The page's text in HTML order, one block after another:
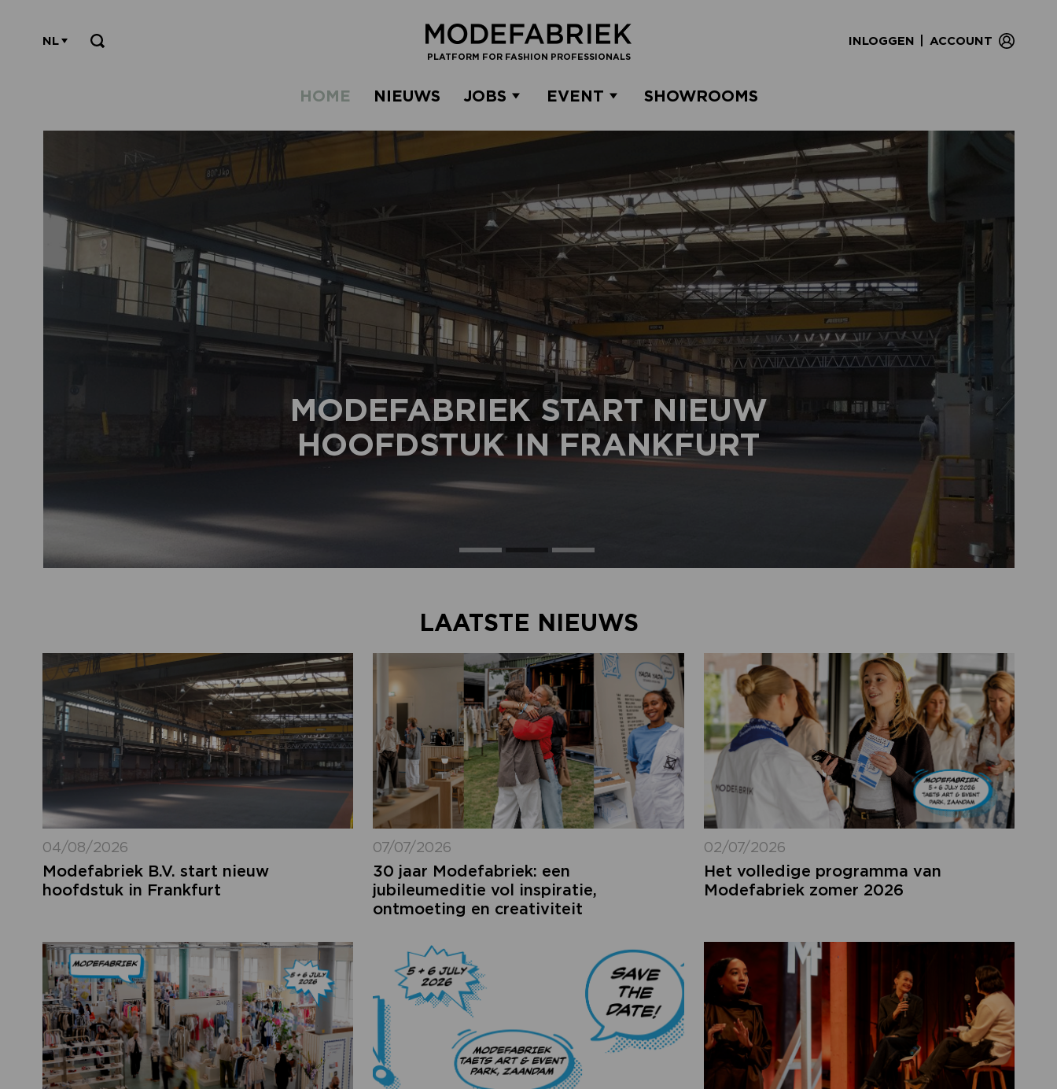
PLATFORM FOR FASHION PROFESSIONALS
INLOGGEN ACCOUNT
NL
HOME NIEUWS JOBS EVENT SHOWROOMS
MODEFABRIEK START NIEUW
HOOFDSTUK IN FRANKFURT
LAATSTE NIEUWS
04/08/2026
Modefabriek B.V. start nieuw
hoofdstuk in Frankfurt
07/07/2026
30 jaar Modefabriek: een
jubileumeditie vol inspiratie,
ontmoeting en creativiteit
02/07/2026
Het volledige programma van
Modefabriek zomer 2026